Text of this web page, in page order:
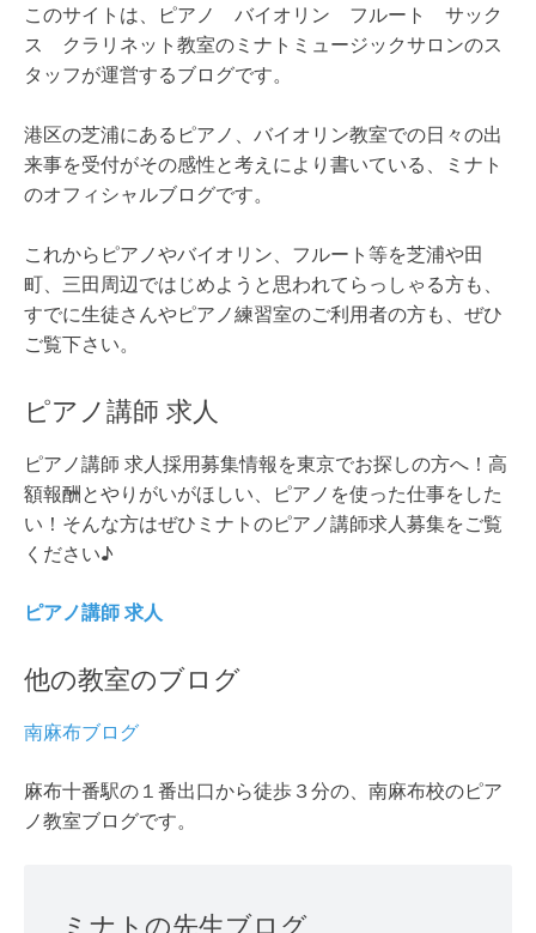
このサイトは、ピアノ バイオリン フルート サック
ス クラリネット教室のミナトミュージックサロンのス
タッフが運営するブログです。
港区の芝浦にあるピアノ、バイオリン教室での日々の出
来事を受付がその感性と考えにより書いている、ミナト
のオフィシャルブログです。
これからピアノやバイオリン、フルート等を芝浦や田
町、三田周辺ではじめようと思われてらっしゃる方も、
すでに生徒さんやピアノ練習室のご利用者の方も、ぜひ
ご覧下さい。
ピアノ講師 求人
ピアノ講師 求人採用募集情報を東京でお探しの方へ！高
額報酬とやりがいがほしい、ピアノを使った仕事をした
い！そんな方はぜひミナトのピアノ講師求人募集をご覧
ください♪
ピアノ講師 求人
他の教室のブログ
南麻布ブログ
麻布十番駅の１番出口から徒歩３分の、南麻布校のピア
ノ教室ブログです。
ミナトの先生ブログ